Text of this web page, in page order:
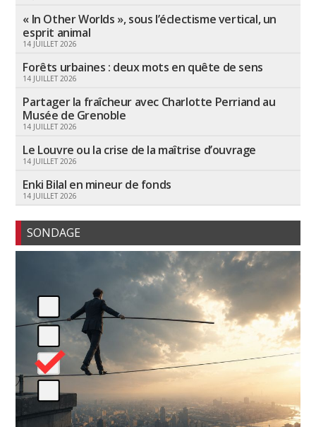
« In Other Worlds », sous l’éclectisme vertical, un
esprit animal
14 JUILLET 2026
Forêts urbaines : deux mots en quête de sens
14 JUILLET 2026
Partager la fraîcheur avec Charlotte Perriand au
Musée de Grenoble
14 JUILLET 2026
Le Louvre ou la crise de la maîtrise d’ouvrage
14 JUILLET 2026
Enki Bilal en mineur de fonds
14 JUILLET 2026
SONDAGE